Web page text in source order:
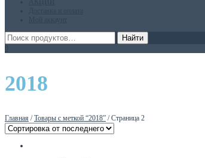
2018
Главная /Товары с меткой “2018” / Страница 2